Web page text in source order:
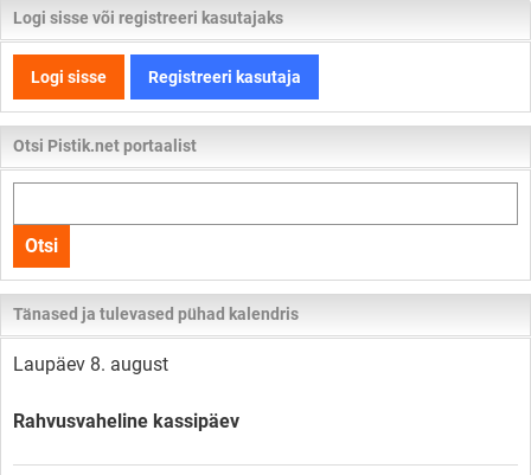
Logi sisse või registreeri kasutajaks
Logi sisse Registreeri kasutaja
Otsi Pistik.net portaalist
kogu
lehelt
Otsi
Tänased ja tulevased pühad kalendris
Laupäev 8. august
Rahvusvaheline kassipäev